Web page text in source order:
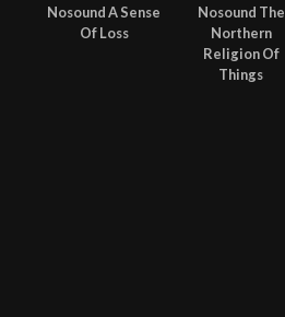
Nosound A Sense
Of Loss
Nosound The
Northern
Religion Of
Things